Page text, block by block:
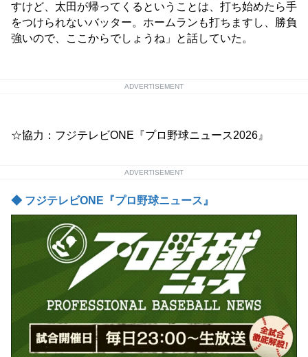
すけど、太田が帰ってくるということは、打ち始めたら手
をつけられないバッター。ホームランも打ちますし、勝負
強いので、ここからでしょうね」と話していた。
ADVERTISEMENT
☆協力：フジテレビONE『プロ野球ニュース2026』
ADVERTISEMENT
◆ フジテレビONE『プロ野球ニュース』